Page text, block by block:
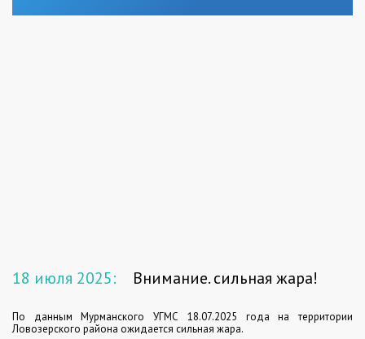
18 июля 2025: Внимание. сильная жара!
По данным Мурманского УГМС 18.07.2025 года на территории
Ловозерского района ожидается сильная жара.